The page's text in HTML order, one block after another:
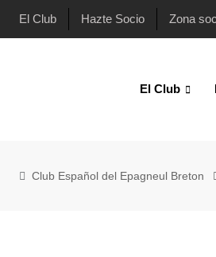
El Club Hazte Socio Zona
El Club
Club Español del Epagneul Breton